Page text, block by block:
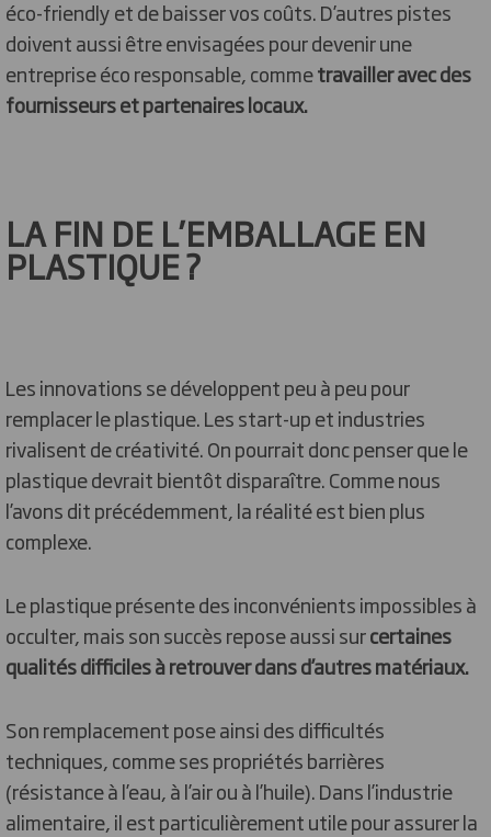
éco-friendly et de baisser vos coûts. D’autres pistes
doivent aussi être envisagées pour devenir une
entreprise éco responsable, commetravailler avec des
fournisseurs et partenaires locaux.
LA FIN DE L’EMBALLAGE EN
PLASTIQUE ?
Les innovations se développent peu à peu pour
remplacer le plastique. Les start-up et industries
rivalisent de créativité. On pourrait donc penser que le
plastique devrait bientôt disparaître. Comme nous
l’avons dit précédemment, la réalité est bien plus
complexe.
Le plastique présente des inconvénients impossibles à
occulter, mais son succès repose aussi surcertaines
qualités difficiles à retrouver dans d’autres matériaux.
Son remplacement pose ainsi des difficultés
techniques, comme ses propriétés barrières
(résistance à l’eau, à l’air ou à l’huile). Dans l’industrie
alimentaire, il est particulièrement utile pour assurer la